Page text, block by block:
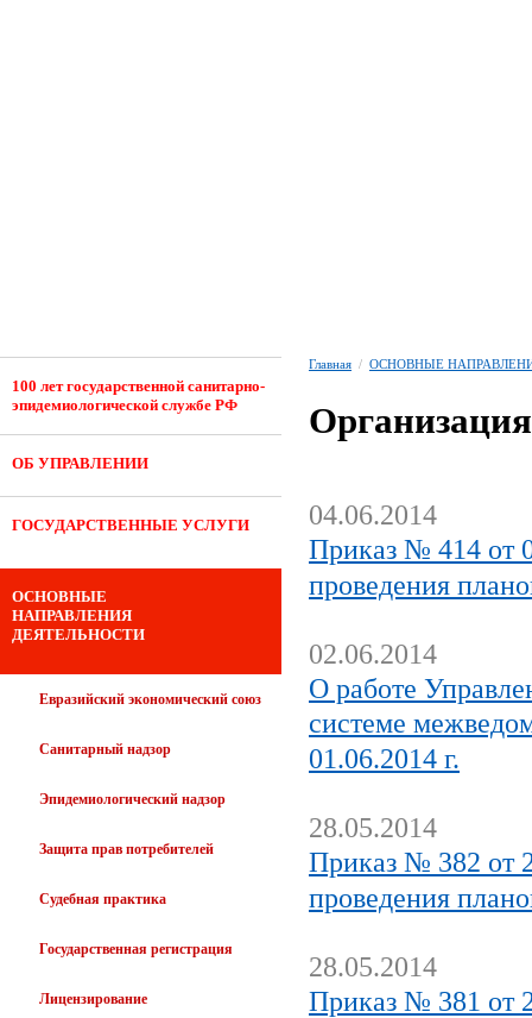
100 лет государственной санитарно-
эпидемиологической службе РФ
ОБ УПРАВЛЕНИИ
ГОСУДАРСТВЕННЫЕ УСЛУГИ
ОСНОВНЫЕ
НАПРАВЛЕНИЯ
ДЕЯТЕЛЬНОСТИ
Евразийский экономический союз
Санитарный надзор
Эпидемиологический надзор
Защита прав потребителей
Судебная практика
Государственная регистрация
Лицензирование
Главная / ОСНОВНЫЕ
04.06.2014
Приказ № 414 от
проведения
02.06.2014
О работе
системе
01.06.2014 г.
28.05.2014
Приказ № 382 от
проведения
28.05.2014
Приказ № 381 от